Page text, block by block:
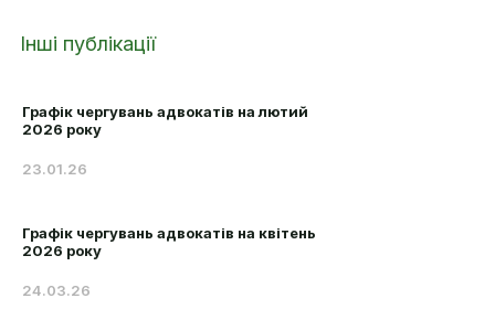
Інші публікації
Графік чергувань адвокатів на лютий
2026 року
23.01.26
Графік чергувань адвокатів на квітень
2026 року
24.03.26